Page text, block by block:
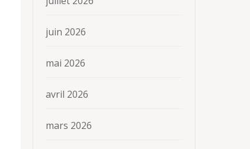
juin 2026
mai 2026
avril 2026
mars 2026